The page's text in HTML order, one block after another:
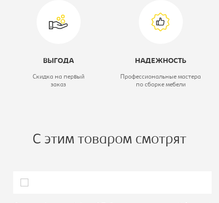
ВЫГОДА
Скидка на первый
заказ
НАДЕЖНОСТЬ
Профессиональные мастера
по сборке мебели
С этим товаром смотрят